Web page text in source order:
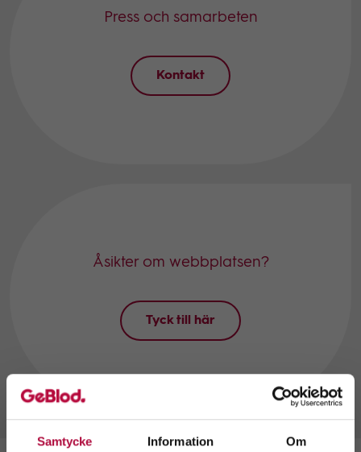
Samtycke Information Om
Press och samarbeten​
Kontakt
Åsikter om webbplatsen?
Tyck till här